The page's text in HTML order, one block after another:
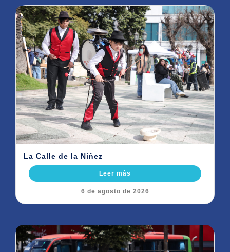
La Calle de la Niñez
Leer más
6 de agosto de 2026